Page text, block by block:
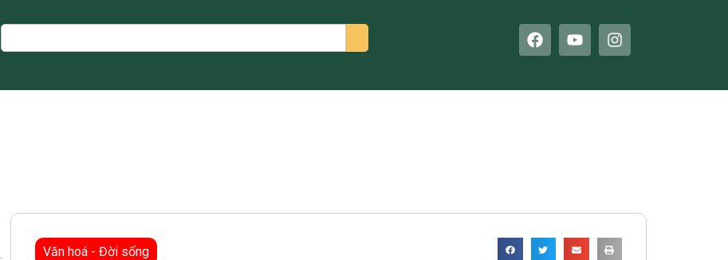
Search
F
a
b
Y
o
u
I
n
a
Văn hoá - Đời sống